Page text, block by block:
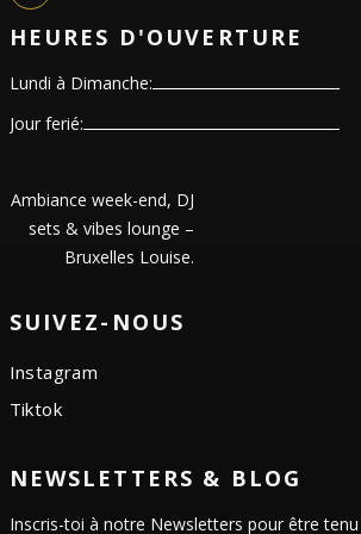
HEURES D'OUVERTURE
Lundi à Dimanche:
Jour ferié:
Ambiance week-end, DJ
sets & vibes lounge –
Bruxelles Louise.
SUIVEZ-NOUS
Instagram
Tiktok
NEWSLETTERS & BLOG
Inscris-toi à notre Newsletters pour être